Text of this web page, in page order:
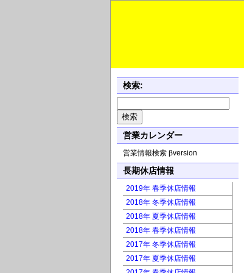
検索:
営業カレンダー
営業情報検索 βversion
長期休店情報
2019年 春季休店情報
2018年 冬季休店情報
2018年 夏季休店情報
2018年 春季休店情報
2017年 冬季休店情報
2017年 夏季休店情報